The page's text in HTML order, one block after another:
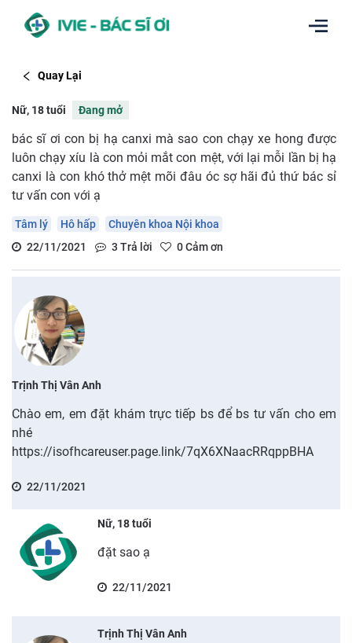
Quay Lại
Nữ, 18 tuổi Đang mở
bác sĩ ơi con bị hạ canxi mà sao con chạy xe hong được
luôn chạy xíu là con mỏi mắt con mệt, với lại mỗi lần bị hạ
canxi là con khó thở mệt mõi đâu óc sợ hãi đủ thứ bác sỉ
tư vấn con với ạ
Tâm lý Hô hấp
Chuyên khoa Nội khoa
22/11/2021
3 Trả lời 0Cảm ơn
Trịnh Thị Vân Anh
Chào em, em đặt khám trực tiếp bs để bs tư vấn cho em
nhé
https://isofhcareuser.page.link/7qX6XNaacRRqppBHA
22/11/2021
Nữ, 18 tuổi
đặt sao ạ
22/11/2021
Trịnh Thị Vân Anh